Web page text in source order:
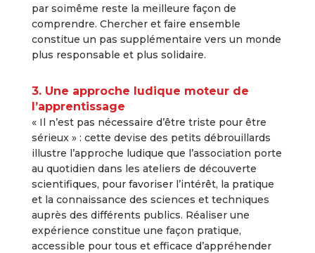
par soimême reste la meilleure façon de
comprendre. Chercher et faire ensemble
constitue un pas supplémentaire vers un monde
plus responsable et plus solidaire.
3. Une approche ludique moteur de
l’apprentissage
« Il n’est pas nécessaire d’être triste pour être
sérieux » : cette devise des petits débrouillards
illustre l’approche ludique que l’association porte
au quotidien dans les ateliers de découverte
scientifiques, pour favoriser l’intérêt, la pratique
et la connaissance des sciences et techniques
auprès des différents publics. Réaliser une
expérience constitue une façon pratique,
accessible pour tous et efficace d’appréhender